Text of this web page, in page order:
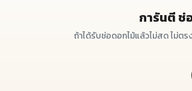
การันตี ช่
ถ้าได้รับช่อดอกไม้แล้วไม่สด ไม่ต